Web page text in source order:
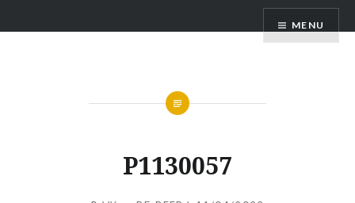
au Poitou Bière Festival – PoitiersMENU
P1130057